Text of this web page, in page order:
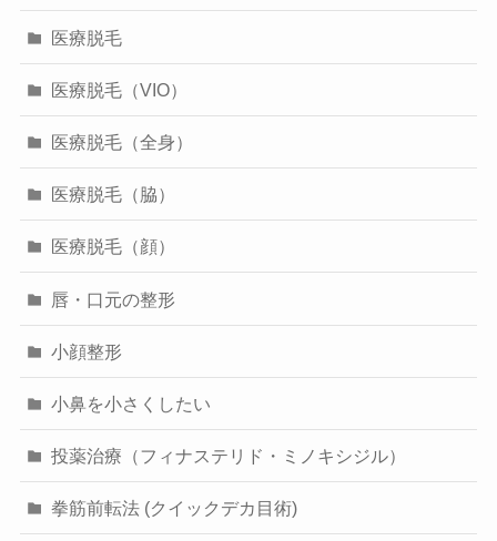
医療脱毛
医療脱毛（VIO）
医療脱毛（全身）
医療脱毛（脇）
医療脱毛（顔）
唇・口元の整形
小顔整形
小鼻を小さくしたい
投薬治療（フィナステリド・ミノキシジル）
拳筋前転法 (クイックデカ目術)